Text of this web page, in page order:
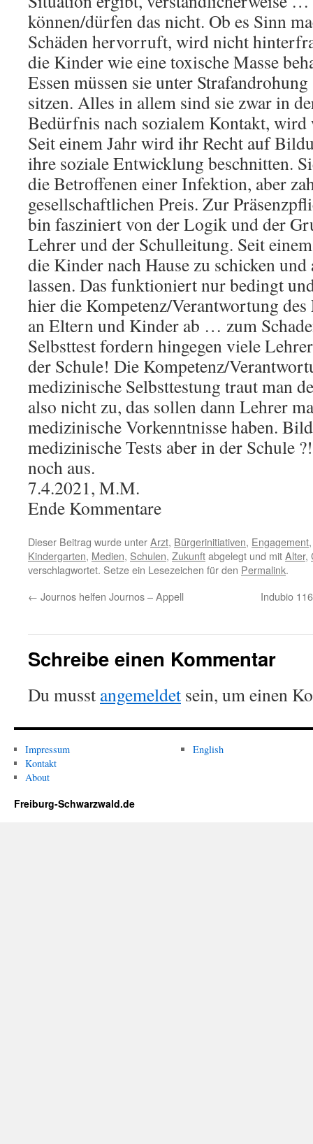
können/dürfen das nicht. Ob es Sinn
Schäden hervorruft, wird nicht
die Kinder wie eine toxische Masse
Essen müssen sie unter
sitzen. Alles in allem sind sie zwar in
Bedürfnis nach sozialem Kontakt, wird
Seit einem Jahr wird ihr Recht auf
ihre soziale Entwicklung beschnitten.
die Betroffenen einer Infektion, aber
gesellschaftlichen Preis. Zur
bin fasziniert von der Logik und der
Lehrer und der Schulleitung. Seit
die Kinder nach Hause zu schicken
lassen. Das funktioniert nur bedingt
hier die Kompetenz/Verantwortung
an Eltern und Kinder ab … zum
Selbsttest fordern hingegen viele
der Schule! Die Kompetenz/
medizinische Selbsttestung traut man
also nicht zu, das sollen dann Lehrer
medizinische Vorkenntnisse haben.
medizinische Tests aber in der Schule
noch aus.
7.4.2021, M.M.
Ende Kommentare
Dieser Beitrag wurde unterArzt, Bürgerinitiativen, Engagement
Kindergarten, Medien, Schulen, Zukunftabgelegt und mitAlter,
verschlagwortet. Setze ein Lesezeichen für den Permalink.
← Journos helfen Journos – Appell Indubio
Schreibe einen Kommentar
Du musst angemeldet sein, um einen
Impressum
Kontakt
About
English
Freiburg-Schwarzwald.de